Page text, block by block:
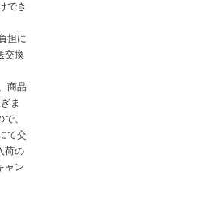
でき
担に
交換
商品
ま
、
て交
荷の
ャン